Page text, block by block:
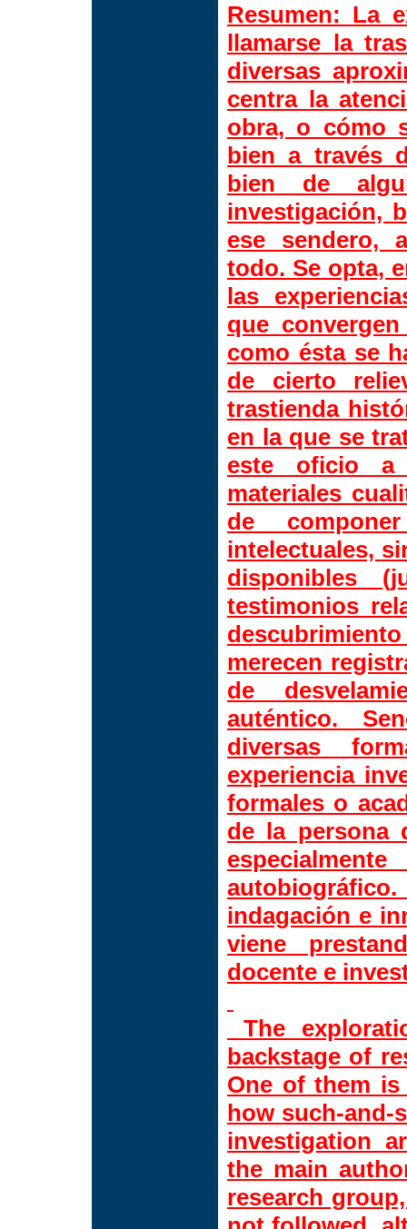
Resumen: La
llamarse la
diversas
centra la
obra, o cómo
bien a través
bien de
investigación,
ese sendero,
todo. Se opta,
las
que
como ésta se
de cierto
trastienda
en la que se
este oficio a
materiales
de
intelectuales,
disponibles
testimonios
merecen
de
auténtico.
diversas
experiencia
formales o
de la persona
indagación e
viene
docente e
The
backstage of
One of them
how such-and-
investigation
the main
research